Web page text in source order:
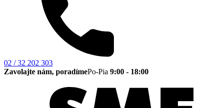
02 / 32 202 303
Zavolajte nám, poradímePo-Pia 9:00 - 18:00